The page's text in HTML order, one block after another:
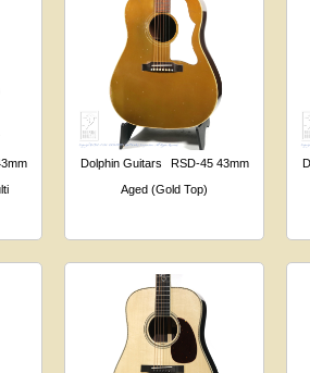
Dolphin Guitars
RSD-45 43mm
Aged (Gold Top)